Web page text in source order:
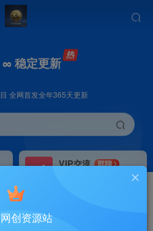
稳定更新
全网首发全年365天更新
VIP交流
群聊
研究探讨更多创业项目路子。
创资源站